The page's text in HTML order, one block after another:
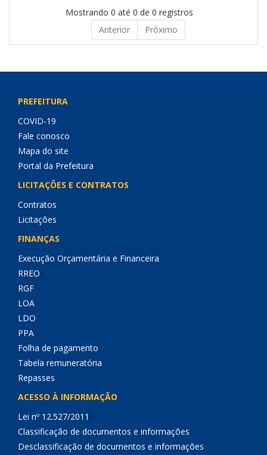
Mostrando 0 até 0 de 0 registros
Anterior
Próximo
PREFEITURA
COVID-19
Fale conosco
Mapa do site
Portal da Prefeitura
LICITAÇÕES E CONTRATOS
Contratos
Licitações
FINANÇAS
Execução Orçamentária e Financeira
RREO
RGF
LOA
LDO
PPA
Folha de pagamento
Tabela remuneratória
Repasses
ACESSO À INFORMAÇÃO
Lei nº 12.527/2011
Classificação de documentos e informações
Desclassificação de documentos e informações